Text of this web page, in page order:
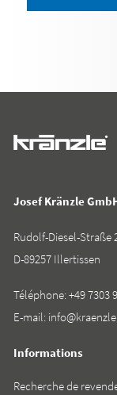
Josef Kränzle
Rudolf-Diesel-Straße
D-89257 Illertissen
Téléphone:+49 7303
E-mail:
Informations
Recherche de